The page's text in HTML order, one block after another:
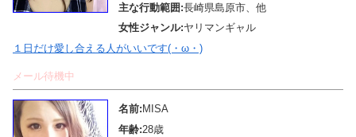
主な行動範囲:長崎県島原市、他
女性ジャンル:ヤリマンギャル
１日だけ愛し合える人がいいです(・ω・)
メール待機中
名前: MISA
年齢:28歳